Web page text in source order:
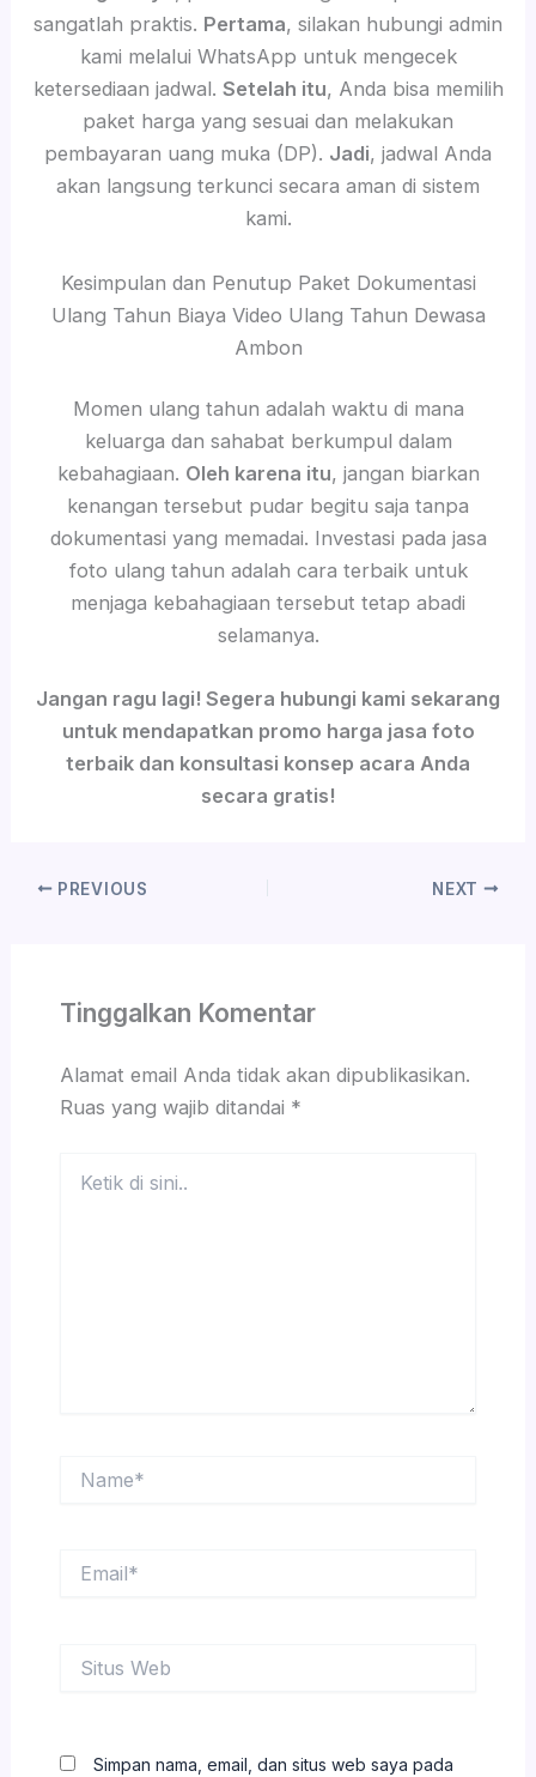
sangatlah praktis. Pertama, silakan hubungi admin
kami melalui WhatsApp untuk mengecek
ketersediaan jadwal. Setelah itu, Anda bisa memilih
paket harga yang sesuai dan melakukan
pembayaran uang muka (DP). Jadi, jadwal Anda
akan langsung terkunci secara aman di sistem
kami.
Kesimpulan dan Penutup Paket Dokumentasi
Ulang Tahun Biaya Video Ulang Tahun Dewasa
Ambon
Momen ulang tahun adalah waktu di mana
keluarga dan sahabat berkumpul dalam
kebahagiaan. Oleh karena itu, jangan biarkan
kenangan tersebut pudar begitu saja tanpa
dokumentasi yang memadai. Investasi pada jasa
foto ulang tahun adalah cara terbaik untuk
menjaga kebahagiaan tersebut tetap abadi
selamanya.
Jangan ragu lagi! Segera hubungi kami sekarang
untuk mendapatkan promo harga jasa foto
terbaik dan konsultasi konsep acara Anda
secara gratis!
PREVIOUS NEXT
Tinggalkan Komentar
Alamat email Anda tidak akan dipublikasikan.
Ruas yang wajib ditandai *
Web
Simpan nama, email, dan situs web saya pada